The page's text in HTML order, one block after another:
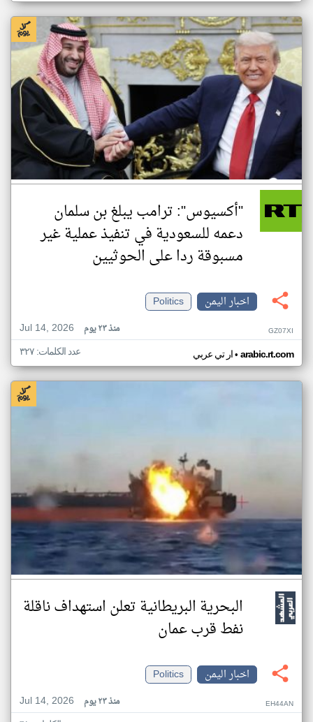
"أكسيوس": ترامب يبلغ بن سلمان
دعمه للسعودية في تنفيذ عملية غير
مسبوقة ردا على الحوثيين
اخبار اليمن
Politics
Jul 14, 2026
منذ ٢٣ يوم GZ07XI
ار تي عربي• arabic.rt.com عدد الكلمات: ٣٢٧
البحرية البريطانية تعلن استهداف ناقلة
نفط قرب عمان
اخبار اليمن
Politics
Jul 14, 2026
منذ ٢٣ يوم EH44AN